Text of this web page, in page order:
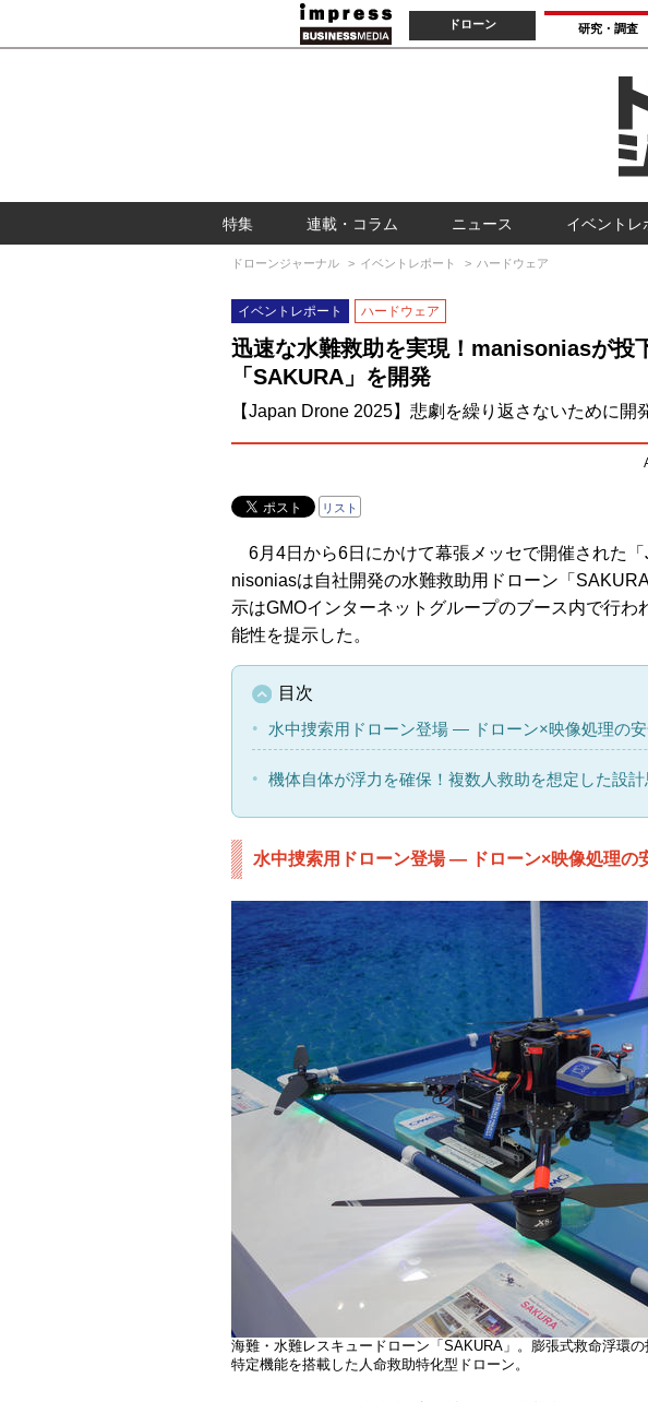
ドローン 研究・調査
特集 連載・コラム ニュース イベントレ
ドローンジャーナル イベントレポート ハードウェア
イベントレポート ハードウェア
迅速な水難救助を実現！manisoniasが投
「SAKURA」を開発
【Japan Drone 2025】悲劇を繰り返さないために開
リスト
6月4日から6日にかけて幕張メッセで開催された
nisoniasは自社開発の水難救助用ドローン「
示はGMOインターネットグループのブース内で行わ
能性を提示した。
目次
水中捜索用ドローン登場 ― ドローン×映像処理の
機体自体が浮力を確保！複数人救助を想定した設計
水中捜索用ドローン登場 ― ドローン×映像処理の
海難・水難レスキュードローン「SAKURA」。膨張式救命浮環
特定機能を搭載した人命救助特化型ドローン。